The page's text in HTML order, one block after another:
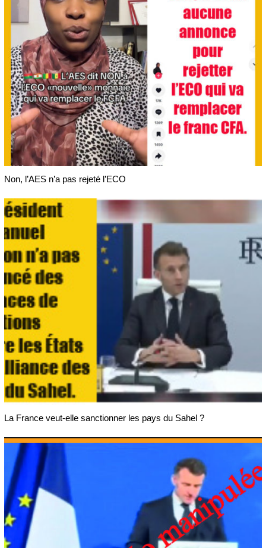
Non, l’AES n’a pas rejeté l’ECO
La France veut-elle sanctionner les pays du Sahel ?